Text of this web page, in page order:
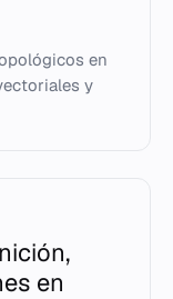
en
y
en